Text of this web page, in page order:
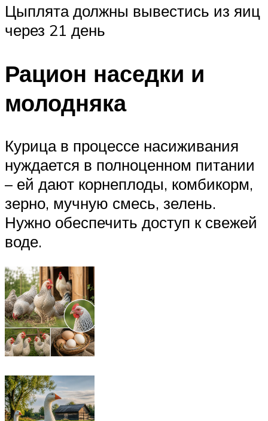
Цыплята должны вывестись из яиц
через 21 день
Рацион наседки и
молодняка
Курица в процессе насиживания
нуждается в полноценном питании
– ей дают корнеплоды, комбикорм,
зерно, мучную смесь, зелень.
Нужно обеспечить доступ к свежей
воде.